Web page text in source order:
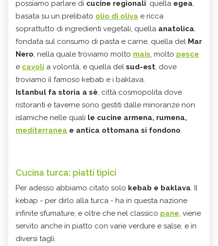
possiamo parlare di cucine regionali: quella egea,
basata su un prelibato olio di oliva e ricca
soprattutto di ingredienti vegetali, quella anatolica,
fondata sul consumo di pasta e carne, quella del Mar
Nero, nella quale troviamo molto mais, molto pesce
e cavoli a volontà, e quella del sud-est, dove
troviamo il famoso kebab e i baklava.
Istanbul fa storia a sè, città cosmopolita dove
ristoranti e taverne sono gestiti dalle minoranze non
islamiche nelle quali le cucine armena, rumena,
mediterranea e antica ottomana si fondono.
Cucina turca: piatti tipici
Per adesso abbiamo citato solo kebab e baklava. Il
kebap - per dirlo alla turca - ha in questa nazione
infinite sfumature, e oltre che nel classico pane, viene
servito anche in piatto con varie verdure e salse, e in
diversi tagli.